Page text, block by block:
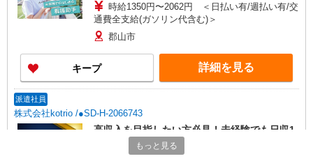
時給1350円〜2062円 ＜日払い有/週払い有/交
通費全支給(ガソリン代含む)＞
郡山市
キープ 詳細を見る
派遣社員
株式会社kotrio /●SD-H-2066743
高収入を目指したい方必見！未経験でも日収1
万〜可！看護助手
もっと見る